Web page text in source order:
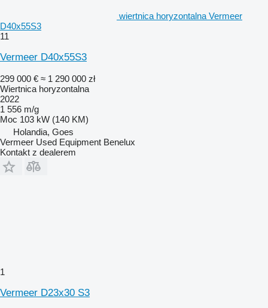
wiertnica horyzontalna Vermeer
D40x55S3
11
Vermeer D40x55S3
299 000 € ≈ 1 290 000 zł
Wiertnica horyzontalna
2022
1 556 m/g
Moc 103 kW (140 KM)
Holandia, Goes
Vermeer Used Equipment Benelux
Kontakt z dealerem
1
Vermeer D23x30 S3